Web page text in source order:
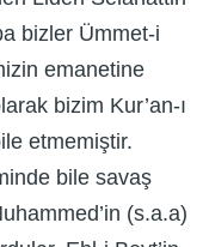
bizler Ümmet-i
emanetine
bizim Kur’an-ı
etmemiştir.
bile savaş
(s.a.a)